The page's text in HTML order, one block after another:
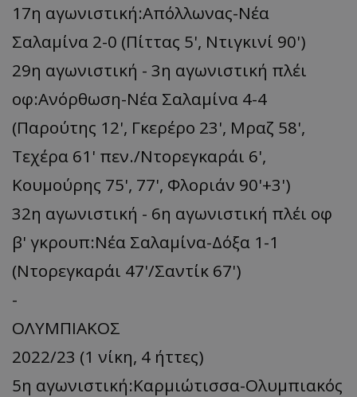
17η αγωνιστική:Απόλλωνας-Νέα
Σαλαμίνα 2-0 (Πίττας 5', Ντιγκινί 90')
29η αγωνιστική - 3η αγωνιστική πλέι
οφ:Ανόρθωση-Νέα Σαλαμίνα 4-4
(Παρούτης 12', Γκερέρο 23', Μραζ 58',
Τεχέρα 61' πεν./Ντορεγκαράι 6',
Κουμούρης 75', 77', Φλοριάν 90'+3')
32η αγωνιστική - 6η αγωνιστική πλέι οφ
β' γκρουπ:Νέα Σαλαμίνα-Δόξα 1-1
(Ντορεγκαράι 47'/Σαντίκ 67')
-
ΟΛΥΜΠΙΑΚΟΣ
2022/23 (1 νίκη, 4 ήττες)
5η αγωνιστική:Καρμιώτισσα-Ολυμπιακός